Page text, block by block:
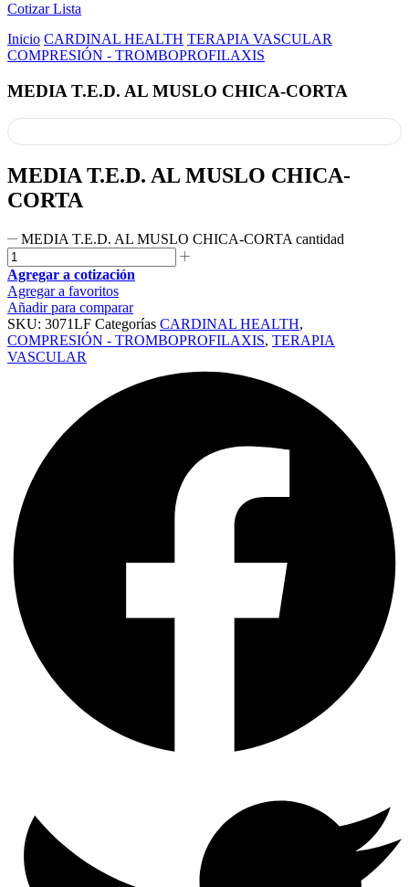
Cotizar Lista
Inicio CARDINAL HEALTH TERAPIA VASCULAR
COMPRESIÓN - TROMBOPROFILAXIS
MEDIA T.E.D. AL MUSLO CHICA-CORTA
MEDIA T.E.D. AL MUSLO CHICA-
CORTA
MEDIA T.E.D. AL MUSLO CHICA-CORTA cantidad
Agregar a cotización
Agregar a favoritos
Añadir para comparar
SKU: 3071LF Categorías CARDINAL HEALTH,
COMPRESIÓN - TROMBOPROFILAXIS, TERAPIA
VASCULAR